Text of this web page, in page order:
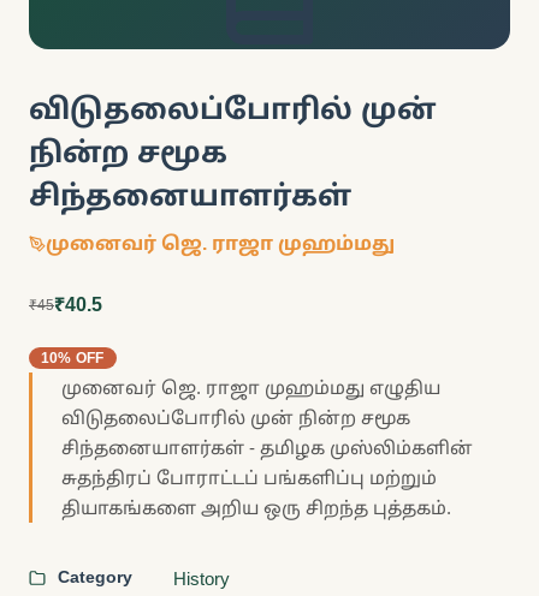
விடுதலைப்போரில் முன்
நின்ற சமூக
சிந்தனையாளர்கள்
முனைவர் ஜெ. ராஜா முஹம்மது
₹45₹40.5
10% OFF
முனைவர் ஜெ. ராஜா முஹம்மது எழுதிய
விடுதலைப்போரில் முன் நின்ற சமூக
சிந்தனையாளர்கள் - தமிழக முஸ்லிம்களின்
சுதந்திரப் போராட்டப் பங்களிப்பு மற்றும்
தியாகங்களை அறிய ஒரு சிறந்த புத்தகம்.
Category History